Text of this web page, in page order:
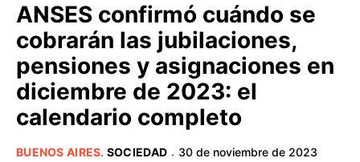
BUENOS AIRES
PROVINCIAS
ANSES confirmó cuándo se
cobrarán las jubilaciones,
pensiones y asignaciones en
diciembre de 2023: el
calendario completo
BUENOS AIRES. SOCIEDAD · 30 de noviembre de 2023